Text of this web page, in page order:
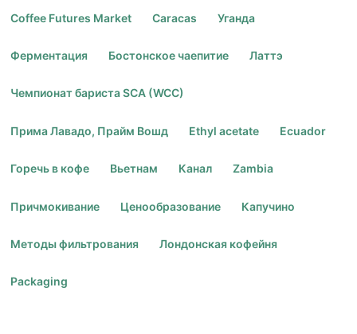
Coffee Futures Market Caracas Уганда
Ферментация Бостонское чаепитие Латтэ
Чемпионат бариста SCA (WCC)
Прима Лавадо, Прайм Вошд Ethyl acetate Ecuador
Горечь в кофе Вьетнам Канал Zambia
Причмокивание Ценообразование Капучино
Методы фильтрования Лондонская кофейня
Packaging